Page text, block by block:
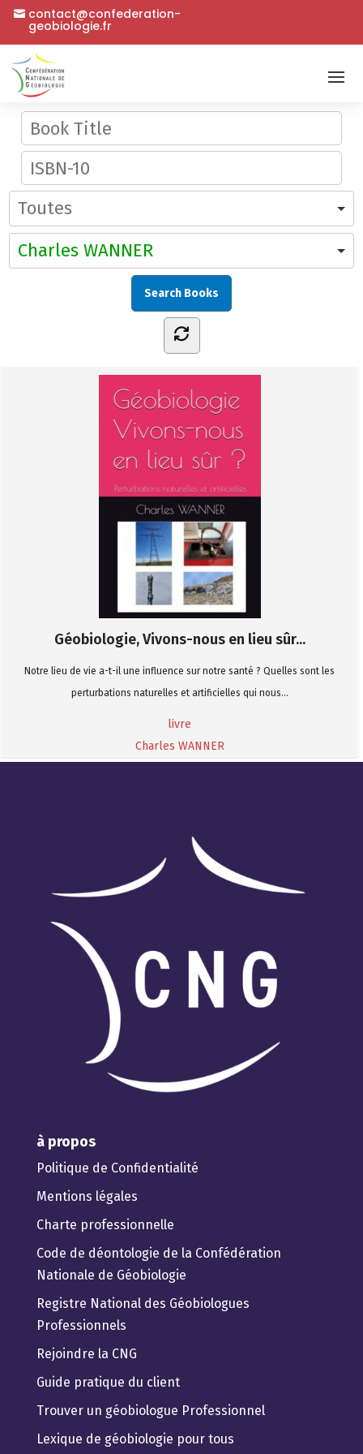
contact@confederation-
geobiologie.fr
Charles WANNER
Géobiologie, Vivons-nous en lieu sûr...
Notre lieu de vie a-t-il une influence sur notre santé ? Quelles sont les
perturbations naturelles et artificielles qui nous...
livre
Charles WANNER
à propos
Politique de Confidentialité
Mentions légales
Charte professionnelle
Code de déontologie de la Confédération
Nationale de Géobiologie
Registre National des Géobiologues
Professionnels
Rejoindre la CNG
Guide pratique du client
Trouver un géobiologue Professionnel
Lexique de géobiologie pour tous